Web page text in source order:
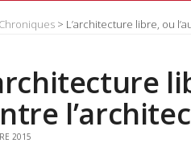
Chroniques > L’architecture libre, ou
2015